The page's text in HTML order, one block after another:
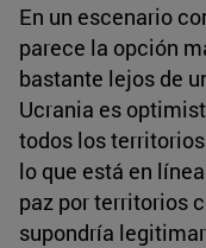
En un escenario
parece la opción
bastante lejos de
Ucrania es
todos los
lo que está en
paz por territorios
supondría